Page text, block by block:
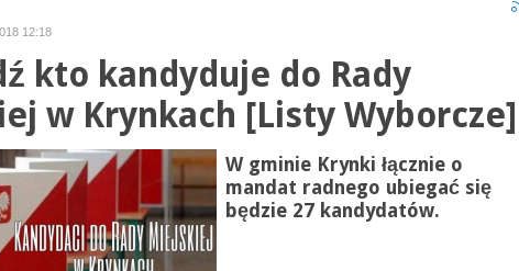
12:18
kto kandyduje do Rady
w Krynkach [Listy Wyborcze]
W gminie Krynki łącznie o
mandat radnego ubiegać się
będzie 27 kandydatów.